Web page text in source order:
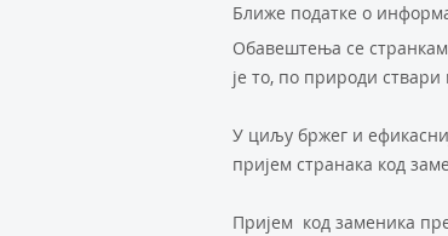
Ближе податке о
Обавештења се
је то, по природи
У циљу бржег и
пријем странака код
Пријем код заменика